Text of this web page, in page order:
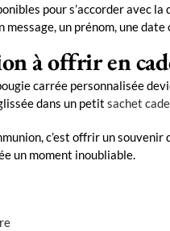
pour s’accorder avec
message, un prénom, une
à offrir en
carrée personnalisée
dans un petit sachet
c’est offrir un
un moment inoubliable.